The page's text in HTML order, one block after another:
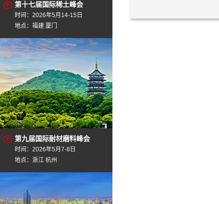
第十七届国际稀土峰会
时间：2026年5月14-15日
地点：福建 厦门
第九届国际耐材磨料峰会
时间：2026年5月7-8日
地点：浙江 杭州